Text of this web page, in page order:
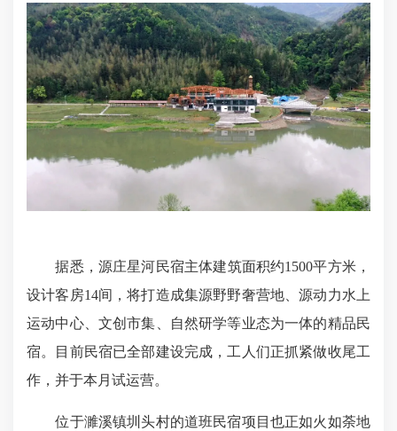
据悉，源庄星河民宿主体建筑面积约1500平方米，
设计客房14间，将打造成集源野野奢营地、源动力水上
运动中心、文创市集、自然研学等业态为一体的精品民
宿。目前民宿已全部建设完成，工人们正抓紧做收尾工
作，并于本月试运营。
位于濉溪镇圳头村的道班民宿项目也正如火如荼地